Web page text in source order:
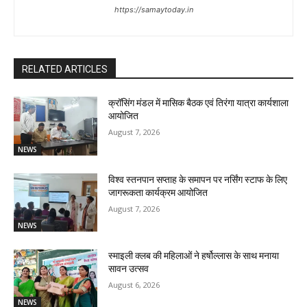
https://samaytoday.in
RELATED ARTICLES
NEWS
क्रॉसिंग मंडल में मासिक बैठक एवं तिरंगा यात्रा कार्यशाला
आयोजित
August 7, 2026
NEWS
विश्व स्तनपान सप्ताह के समापन पर नर्सिंग स्टाफ के लिए
जागरूकता कार्यक्रम आयोजित
August 7, 2026
NEWS
स्माइली क्लब की महिलाओं ने हर्षोल्लास के साथ मनाया
सावन उत्सव
August 6, 2026